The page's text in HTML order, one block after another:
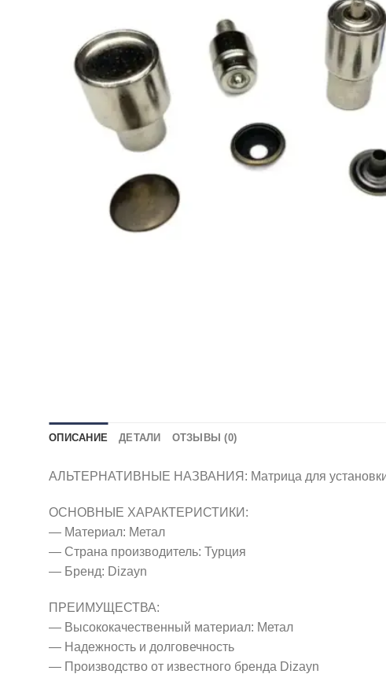
ОПИСАНИЕ ДЕТАЛИ ОТЗЫВЫ (0)
АЛЬТЕРНАТИВНЫЕ НАЗВАНИЯ: Матрица для установки
ОСНОВНЫЕ ХАРАКТЕРИСТИКИ:
— Материал: Метал
— Страна производитель: Турция
— Бренд: Dizayn
ПРЕИМУЩЕСТВА:
— Высококачественный материал: Метал
— Надежность и долговечность
— Производство от известного бренда Dizayn